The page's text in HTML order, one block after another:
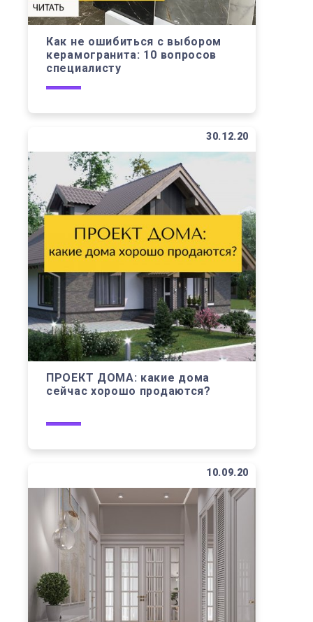
Как не ошибиться с выбором
керамогранита: 10 вопросов
специалисту
30.12.20
ПРОЕКТ ДОМА: какие дома
сейчас хорошо продаются?
10.09.20